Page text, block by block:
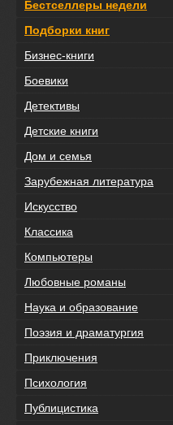
Бестселлеры недели
Подборки книг
Бизнес-книги
Боевики
Детективы
Детские книги
Дом и семья
Зарубежная литература
Искусство
Классика
Компьютеры
Любовные романы
Наука и образование
Поэзия и драматургия
Приключения
Психология
Публицистика